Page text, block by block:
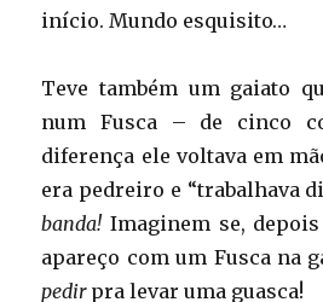
início. Mundo esquisito…
Teve também um gaiato
num Fusca – de cinco
diferença ele voltava em
era pedreiro e “trabalhava
banda!Imaginem se,
apareço com um Fusca na
pedirpra levar uma guasca!